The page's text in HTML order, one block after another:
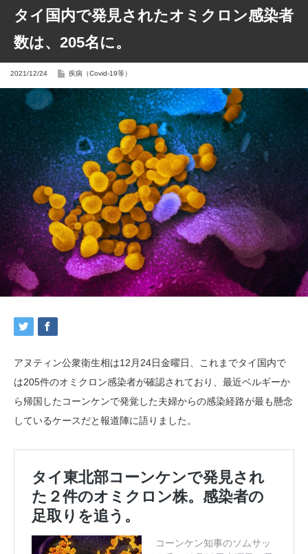
タイ国内で発見されたオミクロン感染者
数は、205名に。
2021/12/24 疾病（Covid-19等）
アヌティン公衆衛生相は12月24日金曜日、これまでタイ国内で
は205件のオミクロン感染者が確認されており、最近ベルギーか
ら帰国したコーンケンで発覚した夫婦からの感染経路が最も懸念
しているケースだと報道陣に語りました。